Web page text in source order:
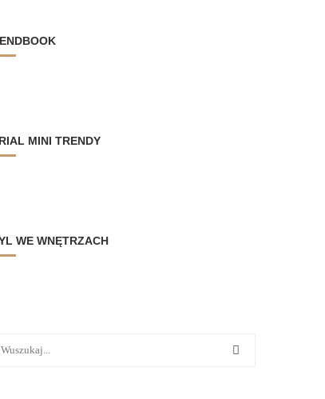
MINI TRENDY
WE WNĘTRZACH